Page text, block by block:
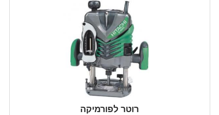
רוטר לפורמיקה